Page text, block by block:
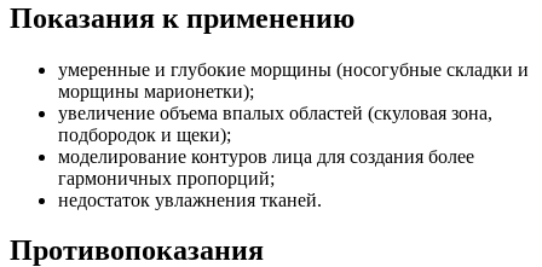
Показания к применению
умеренные и глубокие морщины (носогубные складки и
морщины марионетки);
увеличение объема впалых областей (скуловая зона,
подбородок и щеки);
моделирование контуров лица для создания более
гармоничных пропорций;
недостаток увлажнения тканей.
Противопоказания